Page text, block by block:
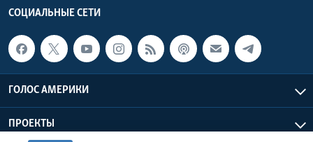
СОЦИАЛЬНЫЕ СЕТИ
ГОЛОС АМЕРИКИ
ПРОЕКТЫ